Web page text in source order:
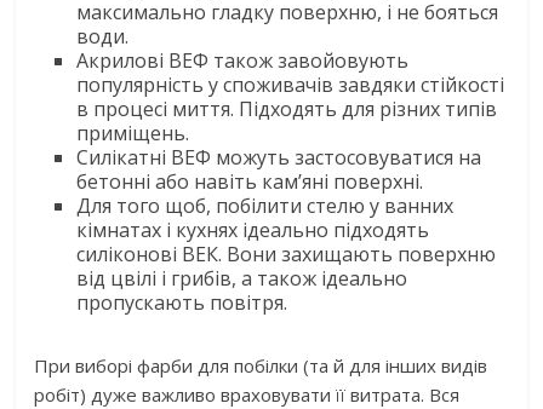
максимально гладку поверхню, і не бояться
води.
Акрилові ВЕФ також завойовують
популярність у споживачів завдяки стійкості
в процесі миття. Підходять для різних типів
приміщень.
Силікатні ВЕФ можуть застосовуватися на
бетонні або навіть кам’яні поверхні.
Для того щоб, побілити стелю у ванних
кімнатах і кухнях ідеально підходять
силіконові ВЕК. Вони захищають поверхню
від цвілі і грибів, а також ідеально
пропускають повітря.
При виборі фарби для побілки (та й для інших видів
робіт) дуже важливо враховувати її витрата. Вся